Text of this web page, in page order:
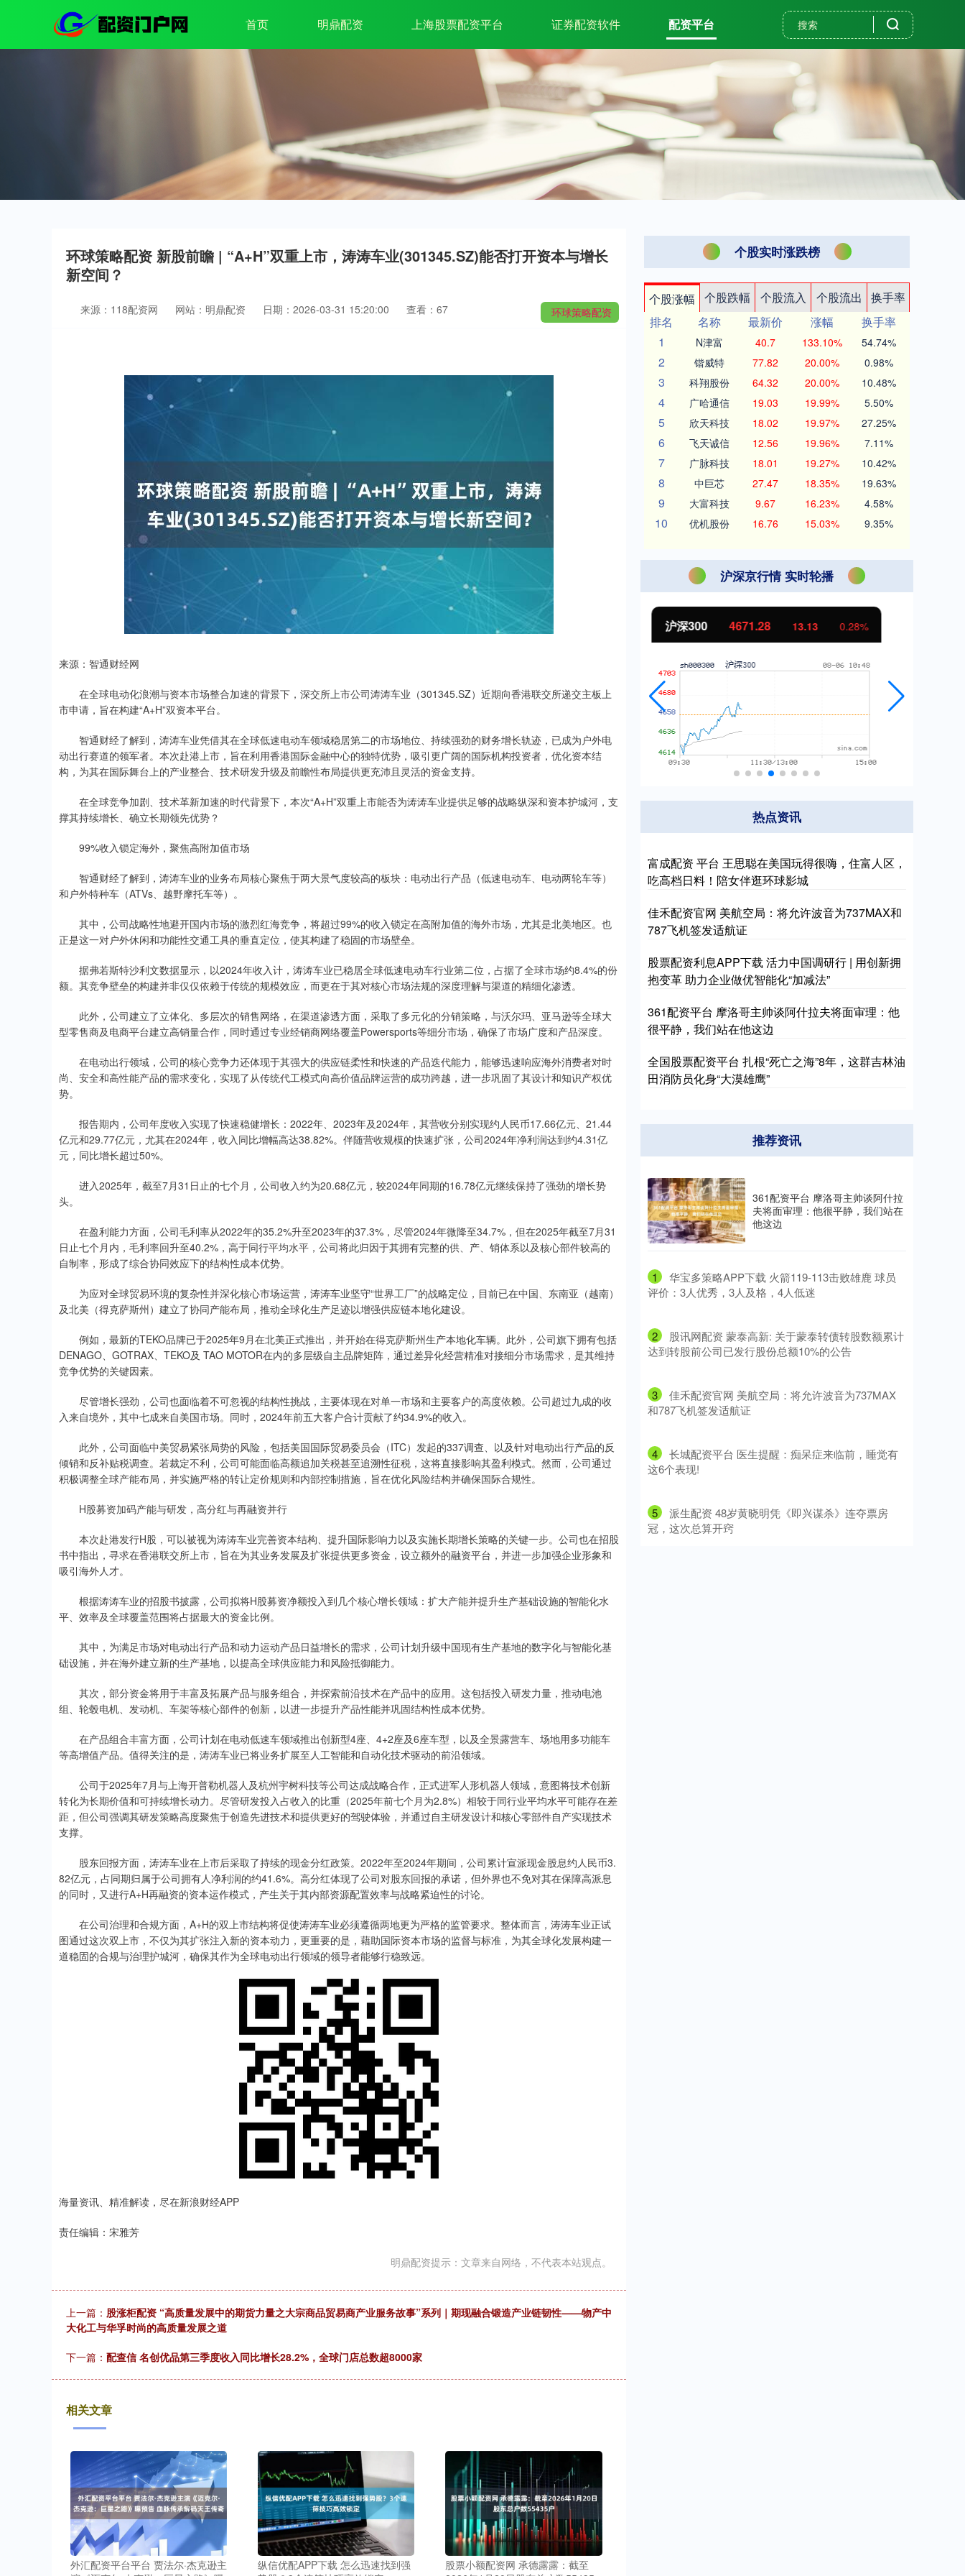
首页 明鼎配资 上海股票配资平台 证券配资软件 配资平台
环球策略配资 新股前瞻 | “A+H”双重上市，涛涛车业(301345.SZ)能否打开资本与增长
新空间？
环球策略配资
来源：118配资网 网站：明鼎配资 日期：2026-03-31 15:20:00 查看：67
来源：智通财经网
在全球电动化浪潮与资本市场整合加速的背景下，深交所上市公司涛涛车业（301345.SZ）近期向香港联交所递交主板上
市申请，旨在构建“A+H”双资本平台。
智通财经了解到，涛涛车业凭借其在全球低速电动车领域稳居第二的市场地位、持续强劲的财务增长轨迹，已成为户外电
动出行赛道的领军者。本次赴港上市，旨在利用香港国际金融中心的独特优势，吸引更广阔的国际机构投资者，优化资本结
构，为其在国际舞台上的产业整合、技术研发升级及前瞻性布局提供更充沛且灵活的资金支持。
在全球竞争加剧、技术革新加速的时代背景下，本次“A+H”双重上市能否为涛涛车业提供足够的战略纵深和资本护城河，支
撑其持续增长、确立长期领先优势？
99%收入锁定海外，聚焦高附加值市场
智通财经了解到，涛涛车业的业务布局核心聚焦于两大景气度较高的板块：电动出行产品（低速电动车、电动两轮车等）
和户外特种车（ATVs、越野摩托车等）。
其中，公司战略性地避开国内市场的激烈红海竞争，将超过99%的收入锁定在高附加值的海外市场，尤其是北美地区。也
正是这一对户外休闲和功能性交通工具的垂直定位，使其构建了稳固的市场壁垒。
据弗若斯特沙利文数据显示，以2024年收入计，涛涛车业已稳居全球低速电动车行业第二位，占据了全球市场约8.4%的份
额。其竞争壁垒的构建并非仅仅依赖于传统的规模效应，而更在于其对核心市场法规的深度理解与渠道的精细化渗透。
此外，公司建立了立体化、多层次的销售网络，在渠道渗透方面，采取了多元化的分销策略，与沃尔玛、亚马逊等全球大
型零售商及电商平台建立高销量合作，同时通过专业经销商网络覆盖Powersports等细分市场，确保了市场广度和产品深度。
在电动出行领域，公司的核心竞争力还体现于其强大的供应链柔性和快速的产品迭代能力，能够迅速响应海外消费者对时
尚、安全和高性能产品的需求变化，实现了从传统代工模式向高价值品牌运营的成功跨越，进一步巩固了其设计和知识产权优
势。
报告期内，公司年度收入实现了快速稳健增长：2022年、2023年及2024年，其营收分别实现约人民币17.66亿元、21.44
亿元和29.77亿元，尤其在2024年，收入同比增幅高达38.82%。伴随营收规模的快速扩张，公司2024年净利润达到约4.31亿
元，同比增长超过50%。
进入2025年，截至7月31日止的七个月，公司收入约为20.68亿元，较2024年同期的16.78亿元继续保持了强劲的增长势
头。
在盈利能力方面，公司毛利率从2022年的35.2%升至2023年的37.3%，尽管2024年微降至34.7%，但在2025年截至7月31
日止七个月内，毛利率回升至40.2%，高于同行平均水平，公司将此归因于其拥有完整的供、产、销体系以及核心部件较高的
自制率，形成了综合协同效应下的结构性成本优势。
为应对全球贸易环境的复杂性并深化核心市场运营，涛涛车业坚守“世界工厂”的战略定位，目前已在中国、东南亚（越南）
及北美（得克萨斯州）建立了协同产能布局，推动全球化生产足迹以增强供应链本地化建设。
例如，最新的TEKO品牌已于2025年9月在北美正式推出，并开始在得克萨斯州生产本地化车辆。此外，公司旗下拥有包括
DENAGO、GOTRAX、TEKO及 TAO MOTOR在内的多层级自主品牌矩阵，通过差异化经营精准对接细分市场需求，是其维持
竞争优势的关键因素。
尽管增长强劲，公司也面临着不可忽视的结构性挑战，主要体现在对单一市场和主要客户的高度依赖。公司超过九成的收
入来自境外，其中七成来自美国市场。同时，2024年前五大客户合计贡献了约34.9%的收入。
此外，公司面临中美贸易紧张局势的风险，包括美国国际贸易委员会（ITC）发起的337调查、以及针对电动出行产品的反
倾销和反补贴税调查。若裁定不利，公司可能面临高额追加关税甚至追溯性征税，这将直接影响其盈利模式。然而，公司通过
积极调整全球产能布局，并实施严格的转让定价规则和内部控制措施，旨在优化风险结构并确保国际合规性。
H股募资加码产能与研发，高分红与再融资并行
本次赴港发行H股，可以被视为涛涛车业完善资本结构、提升国际影响力以及实施长期增长策略的关键一步。公司也在招股
书中指出，寻求在香港联交所上市，旨在为其业务发展及扩张提供更多资金，设立额外的融资平台，并进一步加强企业形象和
吸引海外人才。
根据涛涛车业的招股书披露，公司拟将H股募资净额投入到几个核心增长领域：扩大产能并提升生产基础设施的智能化水
平、效率及全球覆盖范围将占据最大的资金比例。
其中，为满足市场对电动出行产品和动力运动产品日益增长的需求，公司计划升级中国现有生产基地的数字化与智能化基
础设施，并在海外建立新的生产基地，以提高全球供应能力和风险抵御能力。
其次，部分资金将用于丰富及拓展产品与服务组合，并探索前沿技术在产品中的应用。这包括投入研发力量，推动电池
组、轮毂电机、发动机、车架等核心部件的创新，以进一步提升产品性能并巩固结构性成本优势。
在产品组合丰富方面，公司计划在电动低速车领域推出创新型4座、4+2座及6座车型，以及全景露营车、场地用多功能车
等高增值产品。值得关注的是，涛涛车业已将业务扩展至人工智能和自动化技术驱动的前沿领域。
公司于2025年7月与上海开普勒机器人及杭州宇树科技等公司达成战略合作，正式进军人形机器人领域，意图将技术创新
转化为长期价值和可持续增长动力。尽管研发投入占收入的比重（2025年前七个月为2.8%）相较于同行业平均水平可能存在差
距，但公司强调其研发策略高度聚焦于创造先进技术和提供更好的驾驶体验，并通过自主研发设计和核心零部件自产实现技术
支撑。
股东回报方面，涛涛车业在上市后采取了持续的现金分红政策。2022年至2024年期间，公司累计宣派现金股息约人民币3.
82亿元，占同期归属于公司拥有人净利润的约41.6%。高分红体现了公司对股东回报的承诺，但外界也不免对其在保障高派息
的同时，又进行A+H再融资的资本运作模式，产生关于其内部资源配置效率与战略紧迫性的讨论。
在公司治理和合规方面，A+H的双上市结构将促使涛涛车业必须遵循两地更为严格的监管要求。整体而言，涛涛车业正试
图通过这次双上市，不仅为其扩张注入新的资本动力，更重要的是，藉助国际资本市场的监督与标准，为其全球化发展构建一
道稳固的合规与治理护城河，确保其作为全球电动出行领域的领导者能够行稳致远。
海量资讯、精准解读，尽在新浪财经APP
责任编辑：宋雅芳
明鼎配资提示：文章来自网络，不代表本站观点。
上一篇： 股涨柜配资 “高质量发展中的期货力量之大宗商品贸易商产业服务故事”系列｜期现融合锻造产业链韧性——物产中
大化工与华孚时尚的高质量发展之道
下一篇： 配查信 名创优品第三季度收入同比增长28.2%，全球门店总数超8000家
相关文章
外汇配资平台平台 贾法尔·杰克逊主
纵信优配APP下载 怎么迅速找到强
股票小额配资网 承德露露：截至
个股实时涨跌榜
个股涨幅 个股跌幅 个股流入 个股流出
换手率
排名
名称 最新价 涨幅
换手率
1
N津富 40.7 133.10% 54.74%
2 锴威特 77.82 20.00% 0.98%
3 科翔股份 64.32 20.00% 10.48%
4 广哈通信 19.03 19.99% 5.50%
5 欣天科技 18.02 19.97% 27.25%
6 飞天诚信 12.56 19.96% 7.11%
7 广脉科技 18.01 19.27% 10.42%
8 中巨芯 27.47 18.35% 19.63%
9 大富科技 9.67 16.23% 4.58%
10 优机股份 16.76 15.03% 9.35%
沪深京行情 实时轮播
深证成指 80.36 4671.28 13.13 北证50 1121.19 1.73 0.15%
热点资讯
富成配资 平台 王思聪在美国玩得很嗨，住富人区，
吃高档日料！陪女伴逛环球影城
佳禾配资官网 美航空局：将允许波音为737MAX和
787飞机签发适航证
股票配资利息APP下载 活力中国调研行 | 用创新拥
抱变革 助力企业做优智能化“加减法”
361配资平台 摩洛哥主帅谈阿什拉夫将面审理：他
很平静，我们站在他这边
全国股票配资平台 扎根“死亡之海”8年，这群吉林油
田消防员化身“大漠雄鹰”
推荐资讯
361配资平台 摩洛哥主帅谈阿什拉
夫将面审理：他很平静，我们站在
他这边
1
​华宝多策略APP下载 火箭119-113击败雄鹿 球员
评价：3人优秀，3人及格，4人低迷
2
​股讯网配资 蒙泰高新: 关于蒙泰转债转股数额累计
达到转股前公司已发行股份总额10%的公告
3
​佳禾配资官网 美航空局：将允许波音为737MAX
和787飞机签发适航证
4
​长城配资平台 医生提醒：痴呆症来临前，睡觉有
这6个表现!
5
​派生配资 48岁黄晓明凭《即兴谋杀》连夺票房
冠，这次总算开窍